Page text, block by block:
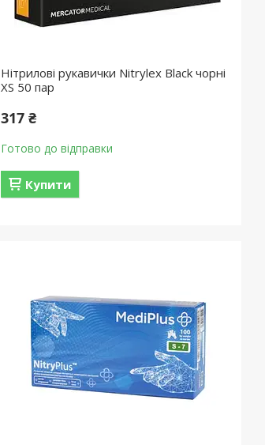
Нітрилові рукавички Nitrylex Black чорні
XS 50 пар
317 ₴
Готово до відправки
Купити